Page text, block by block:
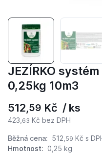
JEZÍRKO
0,25kg 10m3
512,59 Kč / ks
423, 63 Kč bez DPH
Běžná cena: 512, 59 Kč s
Hmotnost: 0,25 kg